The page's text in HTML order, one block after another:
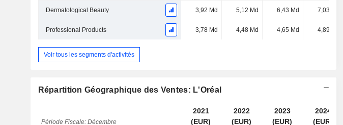
Dermatological Beauty 3,92 Md 5,12 Md 6,43 Md 7,03 Md
Professional Products 3,78 Md 4,48 Md 4,65 Md 4,89 Md
Voir tous les segments d'activités
Répartition Géographique des Ventes: L'Oréal
Période Fiscale: Décembre
2021
(EUR)
2022
(EUR)
2023
(EUR)
2024
(EUR)